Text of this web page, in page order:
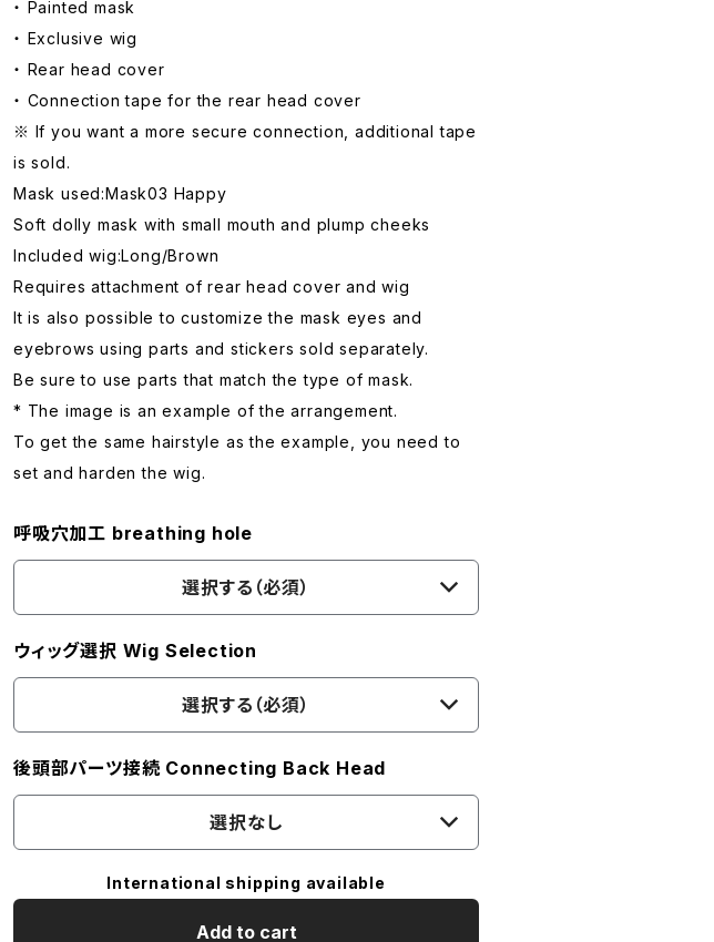
・ Painted mask
・ Exclusive wig
・ Rear head cover
・ Connection tape for the rear head cover
※ If you want a more secure connection, additional tape
is sold.
Mask used:Mask03 Happy
Soft dolly mask with small mouth and plump cheeks
Included wig:Long/Brown
Requires attachment of rear head cover and wig
It is also possible to customize the mask eyes and
eyebrows using parts and stickers sold separately.
Be sure to use parts that match the type of mask.
* The image is an example of the arrangement.
To get the same hairstyle as the example, you need to
set and harden the wig.
呼吸穴加工 breathing hole
選択する（必須）
ウィッグ選択 Wig Selection
選択する（必須）
後頭部パーツ接続 Connecting Back Head
選択なし
International shipping available
Add to cart